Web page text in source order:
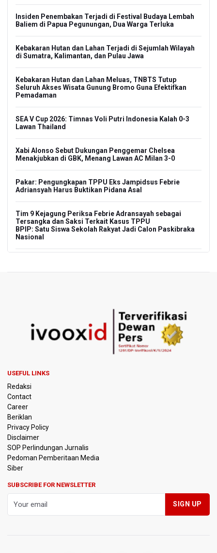
Insiden Penembakan Terjadi di Festival Budaya Lembah
Baliem di Papua Pegunungan, Dua Warga Terluka
Kebakaran Hutan dan Lahan Terjadi di Sejumlah Wilayah
di Sumatra, Kalimantan, dan Pulau Jawa
Kebakaran Hutan dan Lahan Meluas, TNBTS Tutup
Seluruh Akses Wisata Gunung Bromo Guna Efektifkan
Pemadaman
SEA V Cup 2026: Timnas Voli Putri Indonesia Kalah 0-3
Lawan Thailand
Xabi Alonso Sebut Dukungan Penggemar Chelsea
Menakjubkan di GBK, Menang Lawan AC Milan 3-0
Pakar: Pengungkapan TPPU Eks Jampidsus Febrie
Adriansyah Harus Buktikan Pidana Asal
Tim 9 Kejagung Periksa Febrie Adransayah sebagai
Tersangka dan Saksi Terkait Kasus TPPU
BPIP: Satu Siswa Sekolah Rakyat Jadi Calon Paskibraka
Nasional
Pemprov DKI Jakarta Pastikan Data Pajak dan Aset
Daerah Aman dari Kebakaran Bapenda
Pertumbuhan Ekonomi 5,3 Persen Belum Cukup
Masih Selektif
Anggota DPR Desak Polisi Usut Tuntas Temuan Ratusan
Amnesty International Kecam Penangkapan Dua
Warganet atas Konten Pidato Presiden, Nilai
Kriminalisasi Kritik Persempit Ruang Sipil
BGN Beri Batas Waktu SPPG Kantongi SLHS Paling
Diperiksa di Kejagung Sebagai Tersangka
USEFUL LINKS
Redaksi
Contact
Career
Beriklan
Privacy Policy
Disclaimer
SOP Perlindungan Jurnalis
Pedoman Pemberitaan Media
Siber
SUBSCRIBE FOR NEWSLETTER